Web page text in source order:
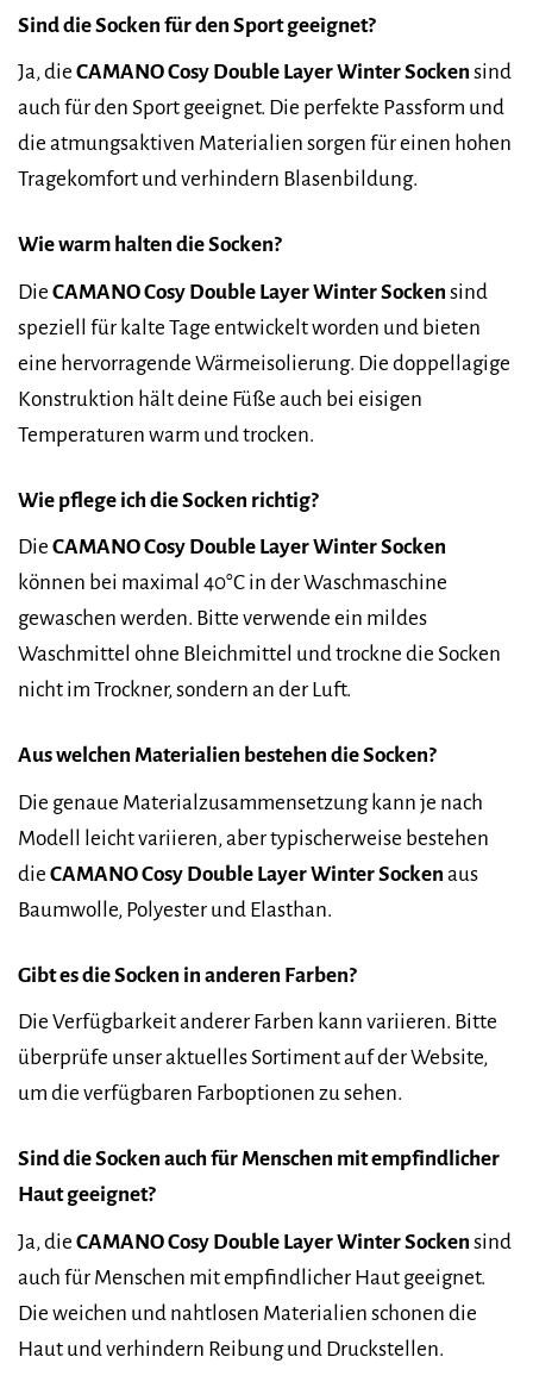
Sind die Socken für den Sport geeignet?
Ja, die CAMANO Cosy Double Layer Winter Socken sind
auch für den Sport geeignet. Die perfekte Passform und
die atmungsaktiven Materialien sorgen für einen hohen
Tragekomfort und verhindern Blasenbildung.
Wie warm halten die Socken?
Die CAMANO Cosy Double Layer Winter Socken sind
speziell für kalte Tage entwickelt worden und bieten
eine hervorragende Wärmeisolierung. Die doppellagige
Konstruktion hält deine Füße auch bei eisigen
Temperaturen warm und trocken.
Wie pflege ich die Socken richtig?
Die CAMANO Cosy Double Layer Winter Socken
können bei maximal 40°C in der Waschmaschine
gewaschen werden. Bitte verwende ein mildes
Waschmittel ohne Bleichmittel und trockne die Socken
nicht im Trockner, sondern an der Luft.
Aus welchen Materialien bestehen die Socken?
Die genaue Materialzusammensetzung kann je nach
Modell leicht variieren, aber typischerweise bestehen
die CAMANO Cosy Double Layer Winter Socken aus
Baumwolle, Polyester und Elasthan.
Gibt es die Socken in anderen Farben?
Die Verfügbarkeit anderer Farben kann variieren. Bitte
überprüfe unser aktuelles Sortiment auf der Website,
um die verfügbaren Farboptionen zu sehen.
Sind die Socken auch für Menschen mit empfindlicher
Haut geeignet?
Ja, die CAMANO Cosy Double Layer Winter Socken sind
auch für Menschen mit empfindlicher Haut geeignet.
Die weichen und nahtlosen Materialien schonen die
Haut und verhindern Reibung und Druckstellen.